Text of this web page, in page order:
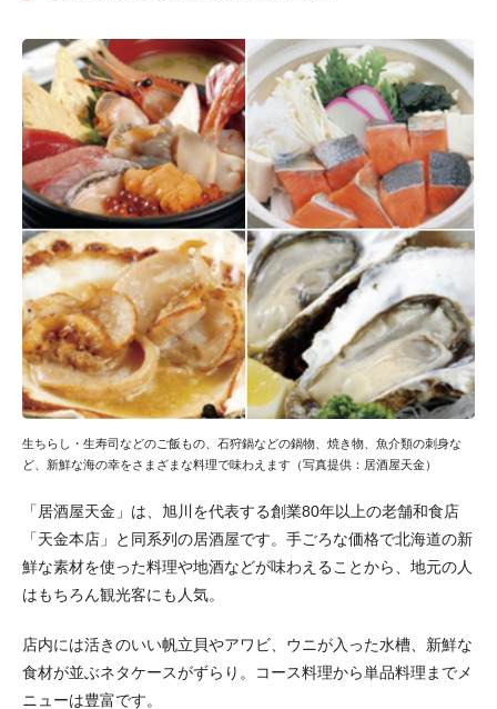
生ちらし・生寿司などのご飯もの、石狩鍋などの鍋物、焼き物、魚介類の刺身な
ど、新鮮な海の幸をさまざまな料理で味わえます（写真提供：居酒屋天金）
「居酒屋天金」は、旭川を代表する創業80年以上の老舗和食店
「天金本店」と同系列の居酒屋です。手ごろな価格で北海道の新
鮮な素材を使った料理や地酒などが味わえることから、地元の人
はもちろん観光客にも人気。
店内には活きのいい帆立貝やアワビ、ウニが入った水槽、新鮮な
食材が並ぶネタケースがずらり。コース料理から単品料理までメ
ニューは豊富です。